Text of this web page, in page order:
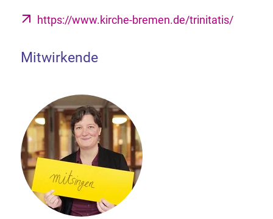
https://www.kirche-bremen.de/trinitatis/
Mitwirkende